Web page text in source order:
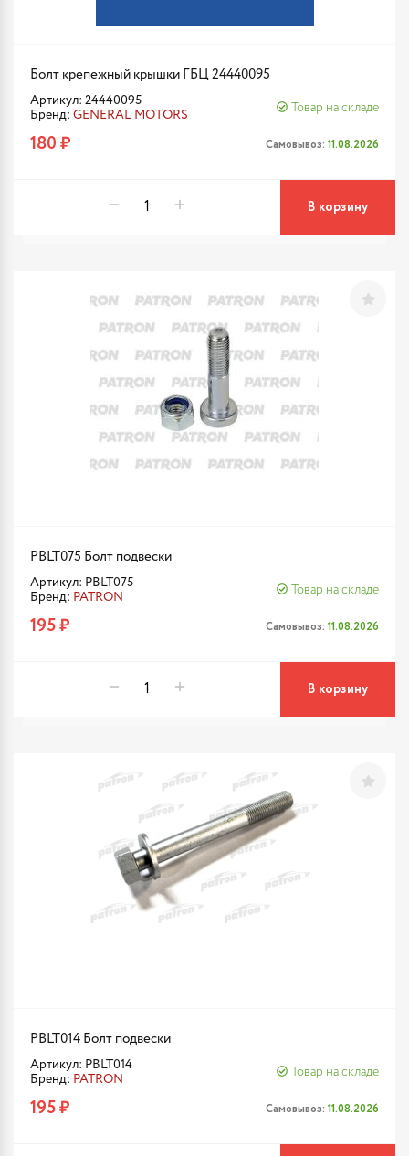
Болт крепежный крышки ГБЦ 24440095
Артикул: 24440095
Бренд: GENERAL MOTORS
Товар на складе
180 ₽ Самовывоз: 11.08.2026
В корзину
PBLT075 Болт подвески
Артикул: PBLT075
Бренд: PATRON
Товар на складе
195 ₽ Самовывоз: 11.08.2026
В корзину
PBLT014 Болт подвески
Артикул: PBLT014
Бренд: PATRON
Товар на складе
195 ₽ Самовывоз: 11.08.2026